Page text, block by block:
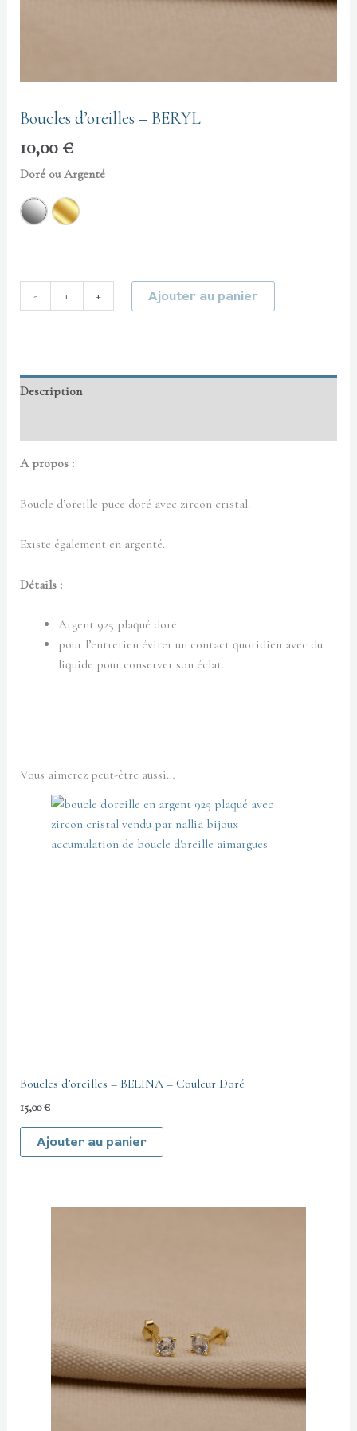
Boucles d’oreilles – BERYL
10,00 €
Doré ou Argenté
Couleur Argent
Couleur Doré
- + Ajouter au panier
Description
A propos :
Boucle d’oreille puce doré avec zircon cristal.
Existe également en argenté.
Détails :
Argent 925 plaqué doré.
pour l’entretien éviter un contact quotidien avec du
liquide pour conserver son éclat.
Vous aimerez peut-être aussi…
Boucles d’oreilles – BELINA – Couleur Doré
15,00€
Ajouter au panier